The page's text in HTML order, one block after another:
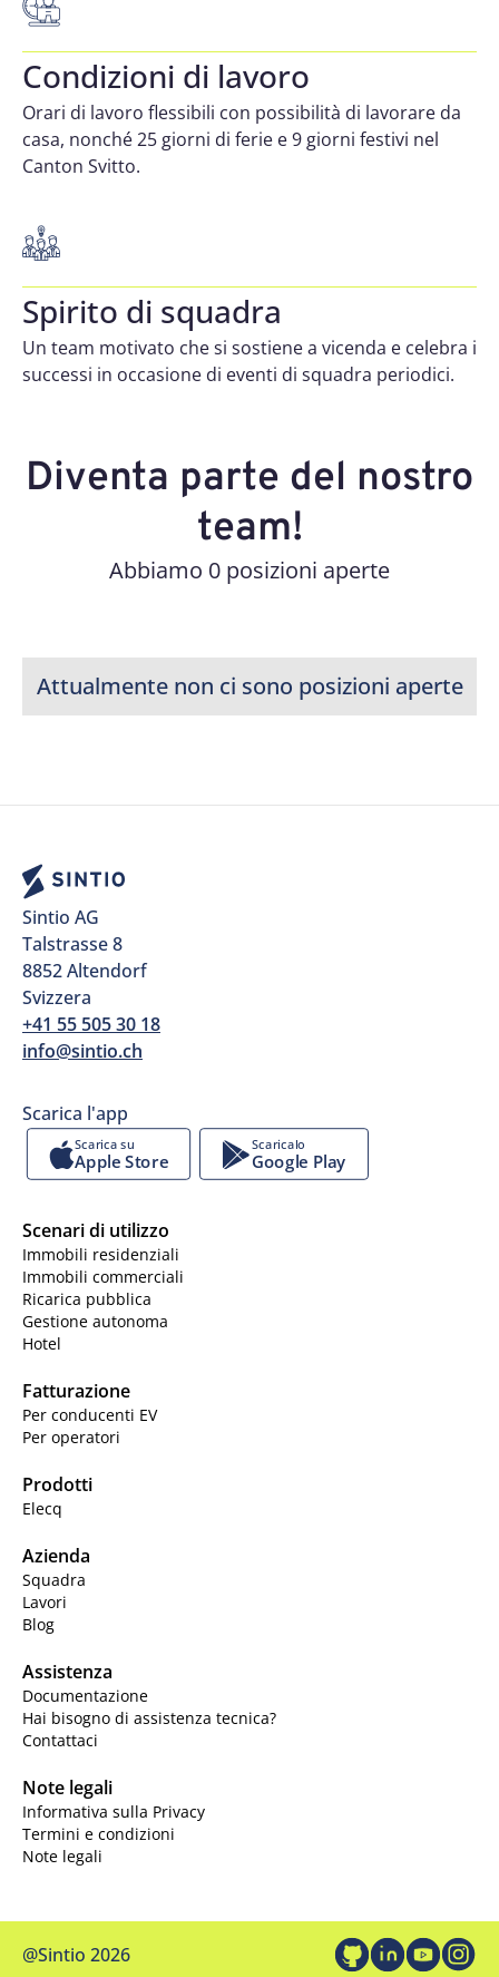
Condizioni di lavoro
Orari di lavoro flessibili con possibilità di lavorare da
casa, nonché 25 giorni di ferie e 9 giorni festivi nel
Canton Svitto.
Spirito di squadra
Un team motivato che si sostiene a vicenda e celebra i
successi in occasione di eventi di squadra periodici.
Diventa parte del nostro
team!
Abbiamo 0 posizioni aperte
Attualmente non ci sono posizioni aperte
Sintio AG
Talstrasse 8
8852 Altendorf
Svizzera
+41 55 505 30 18
info@sintio.ch
Scarica l'app
Scarica su
Apple Store
Scaricalo
Google Play
Scenari di utilizzo
Immobili residenziali
Immobili commerciali
Ricarica pubblica
Gestione autonoma
Hotel
Fatturazione
Per conducenti EV
Per operatori
Prodotti
Elecq
Azienda
Squadra
Lavori
Blog
Assistenza
Documentazione
Hai bisogno di assistenza tecnica?
Contattaci
Note legali
Informativa sulla Privacy
Termini e condizioni
Note legali
@Sintio 2026 GitHubLinkedIn
Youtube